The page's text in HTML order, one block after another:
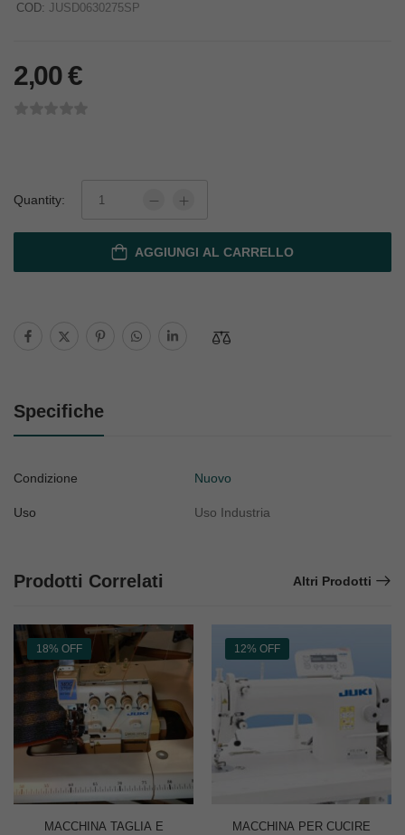
COD: JUSD0630275SP
2,00€
Quantity:
AGGIUNGI AL CARRELLO
Specifiche
Condizione Nuovo
Uso Uso Industria
Prodotti Correlati Altri Prodotti
18% OFF
MACCHINA TAGLIA E
12% OFF
MACCHINA PER CUCIRE